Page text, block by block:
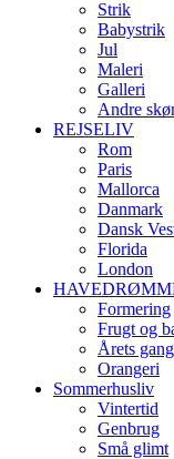
Strik
Babystrik
Jul
Maleri
Galleri
Andre
REJSELIV
Rom
Paris
Mallorca
Danmark
Dansk
Florida
London
Formering
Frugt og
Årets gang
Orangeri
Sommerhusliv
Vintertid
Genbrug
Små glimt